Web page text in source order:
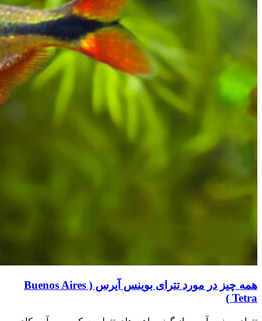
همه چیز در مورد تترای بوینس آیرس ( Buenos Aires
Tetra )